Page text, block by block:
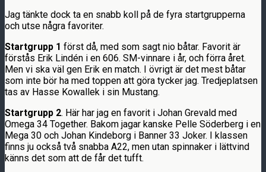
Jag tänkte dock ta en snabb koll på de fyra startgrupperna
och utse några favoriter.
Startgrupp 1 först då, med som sagt nio båtar. Favorit är
förstås Erik Lindén i en 606. SM-vinnare i år, och förra året.
Men vi ska väl gen Erik en match. I övrigt är det mest båtar
som inte bör ha med toppen att göra tycker jag. Tredjeplatsen
tas av Hasse Kowallek i sin Mustang.
Startgrupp 2. Här har jag en favorit i Johan Grevald med
Omega 34 Together. Bakom jagar kanske Pelle Söderberg i en
Mega 30 och Johan Kindeborg i Banner 33 Joker. I klassen
finns ju också två snabba A22, men utan spinnaker i lättvind
känns det som att de får det tufft.